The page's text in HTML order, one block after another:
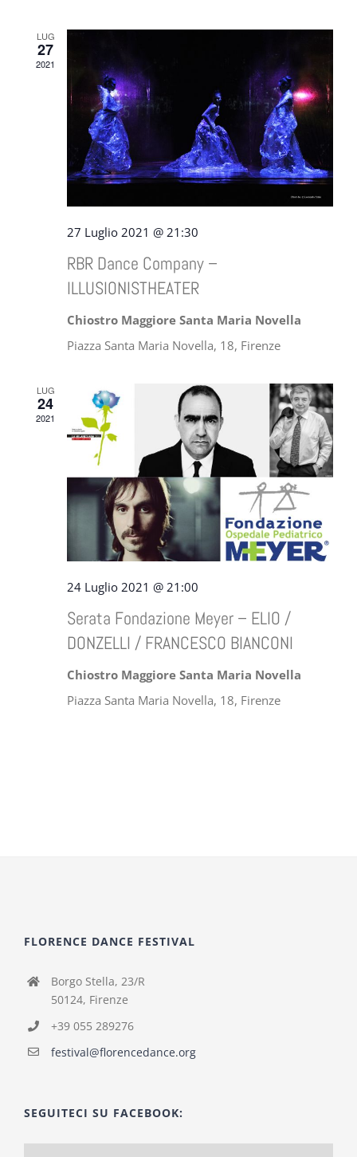
LUG
27
2021
27 Luglio 2021 @ 21:30
RBR Dance Company –
ILLUSIONISTHEATER
Chiostro Maggiore Santa Maria Novella
Piazza Santa Maria Novella, 18, Firenze
LUG
24
2021
24 Luglio 2021 @ 21:00
Serata Fondazione Meyer – ELIO /
DONZELLI / FRANCESCO BIANCONI
Chiostro Maggiore Santa Maria Novella
Piazza Santa Maria Novella, 18, Firenze
FLORENCE DANCE FESTIVAL
Borgo Stella, 23/R
50124, Firenze
+39 055 289276
festival@florencedance.org
SEGUITECI SU FACEBOOK: